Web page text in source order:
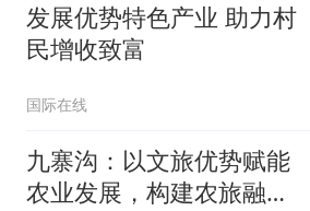
发展优势特色产业 助力村
民增收致富
国际在线
九寨沟：以文旅优势赋能
农业发展，构建农旅融合